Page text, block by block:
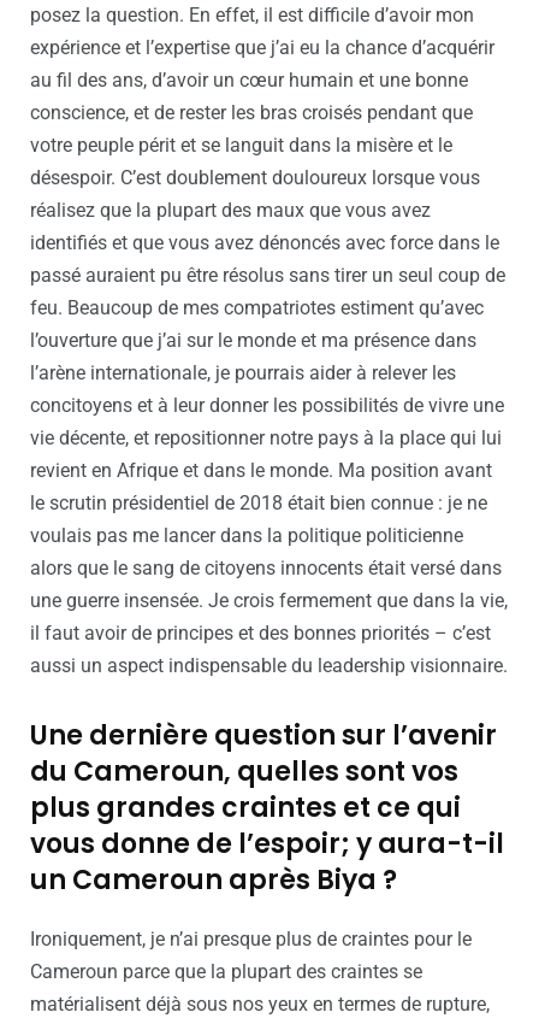
posez la question. En effet, il est difficile d’avoir mon
expérience et l’expertise que j’ai eu la chance d’acquérir
au fil des ans, d’avoir un cœur humain et une bonne
conscience, et de rester les bras croisés pendant que
votre peuple périt et se languit dans la misère et le
désespoir. C’est doublement douloureux lorsque vous
réalisez que la plupart des maux que vous avez
identifiés et que vous avez dénoncés avec force dans le
passé auraient pu être résolus sans tirer un seul coup de
feu. Beaucoup de mes compatriotes estiment qu’avec
l’ouverture que j’ai sur le monde et ma présence dans
l’arène internationale, je pourrais aider à relever les
concitoyens et à leur donner les possibilités de vivre une
vie décente, et repositionner notre pays à la place qui lui
revient en Afrique et dans le monde. Ma position avant
le scrutin présidentiel de 2018 était bien connue : je ne
voulais pas me lancer dans la politique politicienne
alors que le sang de citoyens innocents était versé dans
une guerre insensée. Je crois fermement que dans la vie,
il faut avoir de principes et des bonnes priorités – c’est
aussi un aspect indispensable du leadership visionnaire.
Une dernière question sur l’avenir
du Cameroun, quelles sont vos
plus grandes craintes et ce qui
vous donne de l’espoir; y aura-t-il
un Cameroun après Biya ?
Ironiquement, je n’ai presque plus de craintes pour le
Cameroun parce que la plupart des craintes se
matérialisent déjà sous nos yeux en termes de rupture,